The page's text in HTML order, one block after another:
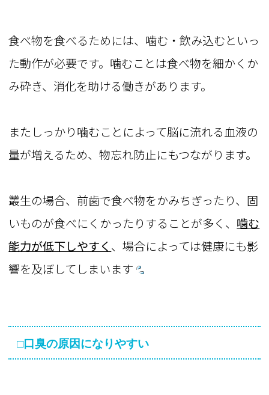
食べ物を食べるためには、噛む・飲み込むといっ
た動作が必要です。噛むことは食べ物を細かくか
み砕き、消化を助ける働きがあります。
またしっかり噛むことによって脳に流れる血液の
量が増えるため、物忘れ防止にもつながります。
叢生の場合、前歯で食べ物をかみちぎったり、固
いものが食べにくかったりすることが多く、 噛む
能力が低下しやすく 、場合によっては健康にも影
響を及ぼしてしまいます
□口臭の原因になりやすい